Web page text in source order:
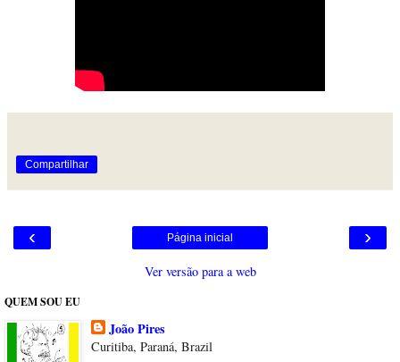
Compartilhar
‹ ›
Página inicial
Ver versão para a web
QUEM SOU EU
João Pires
Curitiba, Paraná, Brazil